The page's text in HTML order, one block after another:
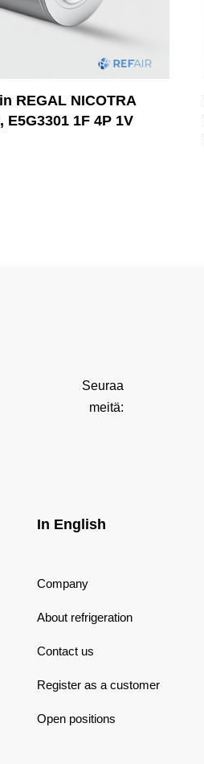
REGAL NICOTRA
E5G3301 1F 4P 1V
Seuraa
meitä:
In English
Company
About refrigeration
Contact us
Register as a customer
Open positions